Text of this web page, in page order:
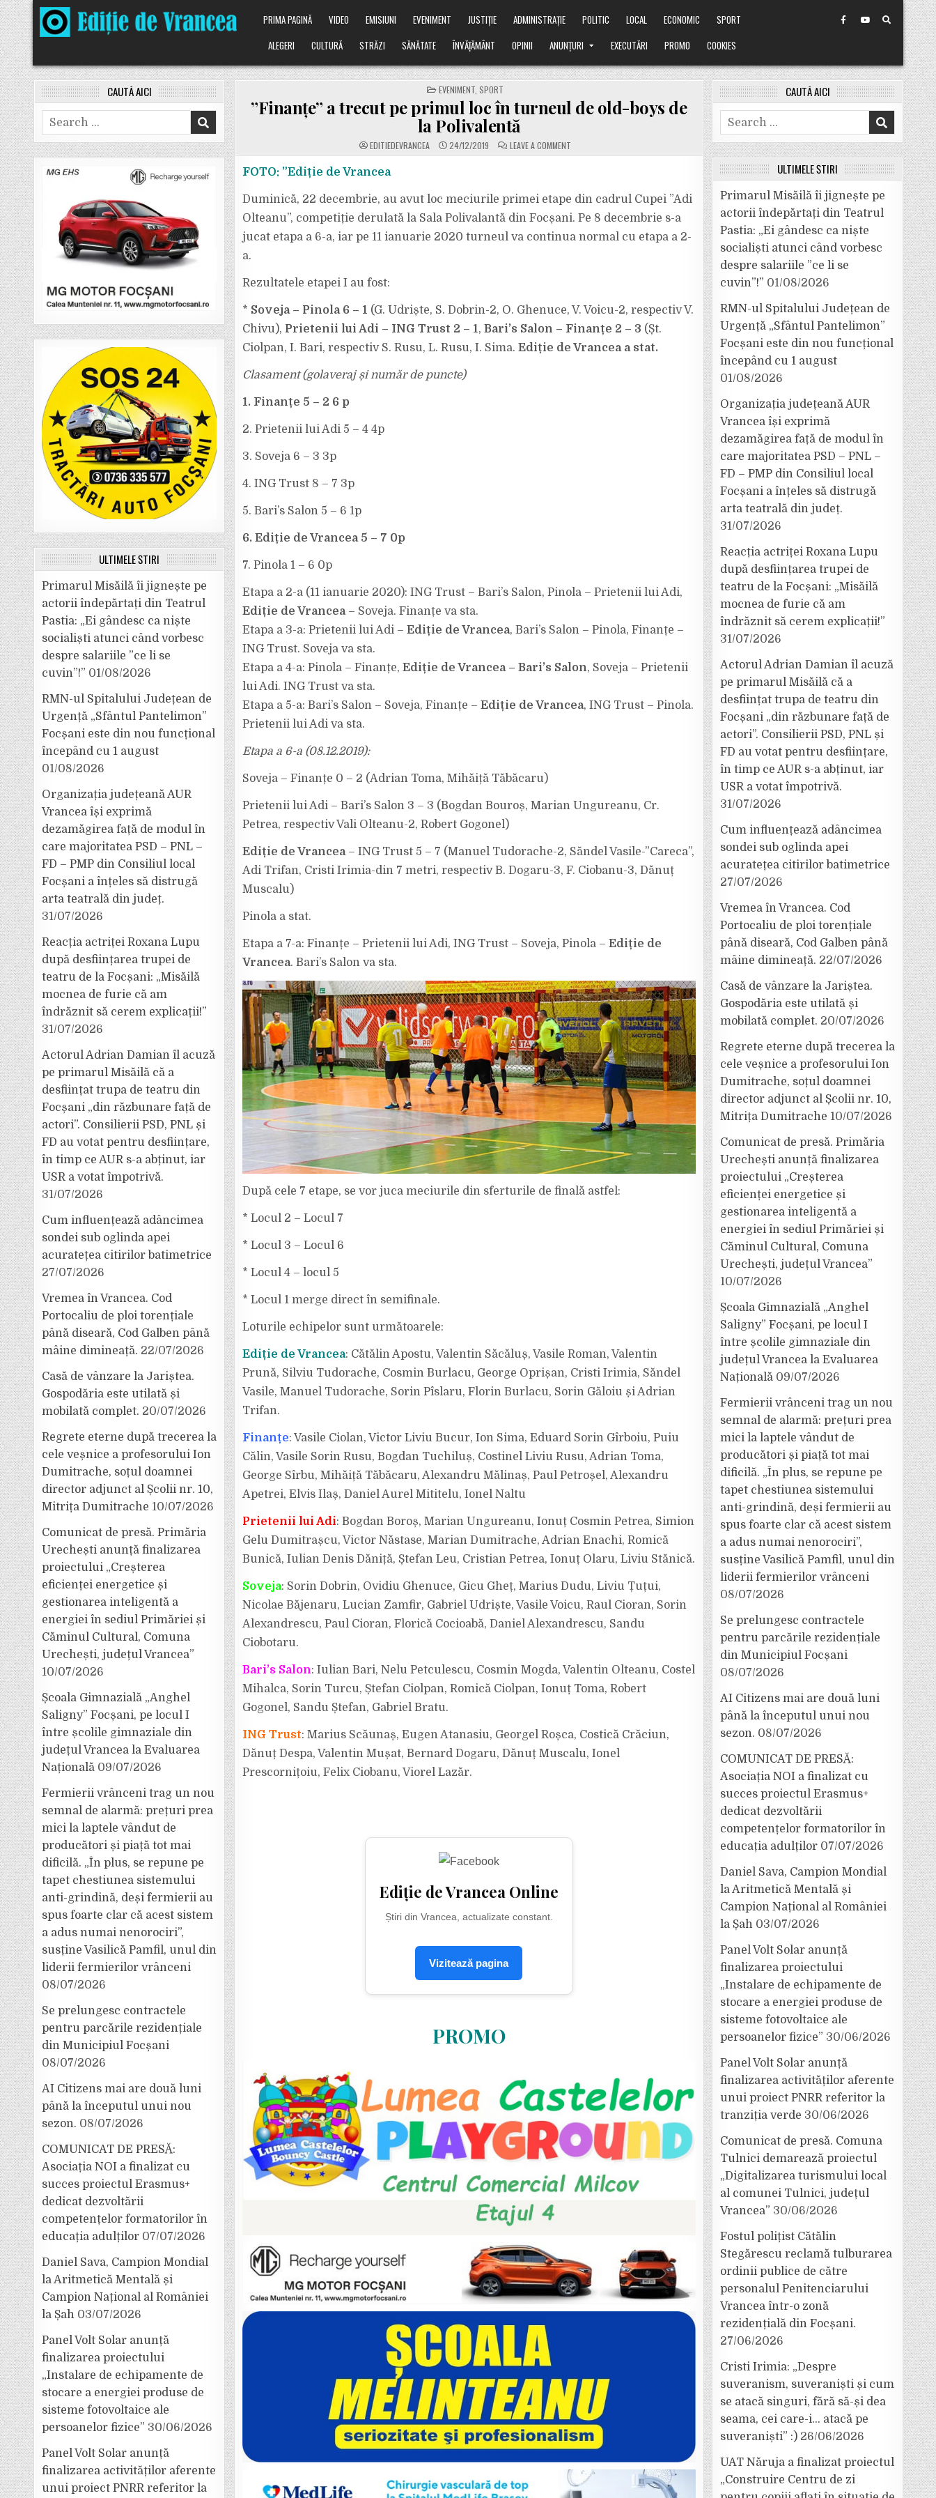
Skip
to
content
PRIMA PAGINĂ VIDEO EMISIUNI EVENIMENT JUSTIȚIE ADMINISTRAȚIE POLITIC LOCAL ECONOMIC
SPORT
ALEGERI
CULTURĂ STRĂZI SĂNĂTATE ÎNVĂȚĂMÂNT OPINII ANUNȚURI EXECUTĂRI PROMO COOKIES
POSTED
IN
EVENIMENT SPORT
”Finanțe” a trecut pe primul loc în turneul de old-boys de
la Polivalentă
EDITIEDEVRANCEA 24/12/2019 LEAVE A COMMENT
”FINANȚE”
LOC
ÎN
TURNEUL
DE
BOYS
FOTO: ”Ediție de Vrancea
Duminică, 22 decembrie, au avut loc meciurile primei etape din cadrul Cupei ”Adi
Olteanu”, competiție derulată la Sala Polivalantă din Focșani. Pe 8 decembrie s-a
jucat etapa a 6-a, iar pe 11 ianuarie 2020 turneul va continua normal cu etapa a 2-
a.
Rezultatele etapei I au fost:
* Soveja – Pinola 6 – 1 (G. Udriște, S. Dobrin-2, O. Ghenuce, V. Voicu-2, respectiv V.
Chivu), Prietenii lui Adi – ING Trust 2 – 1, Bari’s Salon – Finanțe 2 – 3 (Șt.
Ciolpan, I. Bari, respectiv S. Rusu, L. Rusu, I. Sima. Ediție de Vrancea a stat.
Clasament (golaveraj și număr de puncte)
1. Finanțe 5 – 2 6 p
2. Prietenii lui Adi 5 – 4 4p
3. Soveja 6 – 3 3p
4. ING Trust 8 – 7 3p
5. Bari’s Salon 5 – 6 1p
6. Ediție de Vrancea 5 – 7 0p
7. Pinola 1 – 6 0p
Etapa a 2-a (11 ianuarie 2020): ING Trust – Bari’s Salon, Pinola – Prietenii lui Adi,
Ediție de Vrancea– Soveja. Finanțe va sta.
Etapa a 3-a: Prietenii lui Adi – Ediție de Vrancea, Bari’s Salon – Pinola, Finanțe –
ING Trust. Soveja va sta.
Etapa a 4-a: Pinola – Finanțe, Ediție de Vrancea – Bari’s Salon, Soveja – Prietenii
lui Adi. ING Trust va sta.
Etapa a 5-a: Bari’s Salon – Soveja, Finanțe – Ediție de Vrancea, ING Trust – Pinola.
Prietenii lui Adi va sta.
Etapa a 6-a (08.12.2019):
Soveja – Finanțe 0 – 2 (Adrian Toma, Mihăiță Tăbăcaru)
Prietenii lui Adi – Bari’s Salon 3 – 3 (Bogdan Bouroș, Marian Ungureanu, Cr.
Petrea, respectiv Vali Olteanu-2, Robert Gogonel)
Ediție de Vrancea– ING Trust 5 – 7 (Manuel Tudorache-2, Săndel Vasile-”Careca”,
Adi Trifan, Cristi Irimia-din 7 metri, respectiv B. Dogaru-3, F. Ciobanu-3, Dănuț
Muscalu)
Pinola a stat.
Etapa a 7-a: Finanțe – Prietenii lui Adi, ING Trust – Soveja, Pinola – Ediție de
Vrancea. Bari’s Salon va sta.
După cele 7 etape, se vor juca meciurile din sferturile de finală astfel:
* Locul 2 – Locul 7
* Locul 3 – Locul 6
* Locul 4 – locul 5
* Locul 1 merge direct în semifinale.
Loturile echipelor sunt următoarele:
Ediție de Vrancea: Cătălin Apostu, Valentin Săcăluș, Vasile Roman, Valentin
Prună, Silviu Tudorache, Cosmin Burlacu, George Oprișan, Cristi Irimia, Săndel
Vasile, Manuel Tudorache, Sorin Pîslaru, Florin Burlacu, Sorin Găloiu și Adrian
Trifan.
Finanțe: Vasile Ciolan, Victor Liviu Bucur, Ion Sima, Eduard Sorin Gîrboiu, Puiu
Călin, Vasile Sorin Rusu, Bogdan Tuchiluș, Costinel Liviu Rusu, Adrian Toma,
George Sîrbu, Mihăiță Tăbăcaru, Alexandru Mălinaș, Paul Petroșel, Alexandru
Apetrei, Elvis Ilaș, Daniel Aurel Mititelu, Ionel Naltu
Prietenii lui Adi: Bogdan Boroș, Marian Ungureanu, Ionuț Cosmin Petrea, Simion
Gelu Dumitrașcu, Victor Năstase, Marian Dumitrache, Adrian Enachi, Romică
Bunică, Iulian Denis Dăniță, Ștefan Leu, Cristian Petrea, Ionuț Olaru, Liviu Stănică.
Soveja: Sorin Dobrin, Ovidiu Ghenuce, Gicu Gheț, Marius Dudu, Liviu Țuțui,
Nicolae Băjenaru, Lucian Zamfir, Gabriel Udriște, Vasile Voicu, Raul Cioran, Sorin
Alexandrescu, Paul Cioran, Florică Cocioabă, Daniel Alexandrescu, Sandu
Ciobotaru.
Bari’s Salon: Iulian Bari, Nelu Petculescu, Cosmin Mogda, Valentin Olteanu, Costel
Mihalca, Sorin Turcu, Ștefan Ciolpan, Romică Ciolpan, Ionuț Toma, Robert
Gogonel, Sandu Ștefan, Gabriel Bratu.
ING Trust: Marius Scăunaș, Eugen Atanasiu, Georgel Roșca, Costică Crăciun,
Dănuț Despa, Valentin Mușat, Bernard Dogaru, Dănuț Muscalu, Ionel
Prescornițoiu, Felix Ciobanu, Viorel Lazăr.
Ediție de Vrancea Online
Știri din Vrancea, actualizate constant.
Vizitează pagina
PROMO
CAUTĂ AICI
Search
for:
ULTIMELE ȘTIRI
Primarul Misăilă îi jignește pe
actorii îndepărtați din Teatrul
Pastia: „Ei gândesc ca niște
socialiști atunci când vorbesc
despre salariile ”ce li se
cuvin”!” 01/08/2026
RMN-ul Spitalului Județean de
Urgență „Sfântul Pantelimon”
Focșani este din nou funcțional
începând cu 1 august
01/08/2026
Organizația județeană AUR
Vrancea își exprimă
dezamăgirea față de modul în
care majoritatea PSD – PNL –
FD – PMP din Consiliul local
Focșani a înțeles să distrugă
arta teatrală din județ.
31/07/2026
Reacția actriței Roxana Lupu
după desființarea trupei de
teatru de la Focșani: „Misăilă
mocnea de furie că am
îndrăznit să cerem explicații!”
31/07/2026
Actorul Adrian Damian îl acuză
pe primarul Misăilă că a
desființat trupa de teatru din
Focșani „din răzbunare față de
actori”. Consilierii PSD, PNL și
FD au votat pentru desființare,
în timp ce AUR s-a abținut, iar
USR a votat împotrivă.
31/07/2026
Cum influențează adâncimea
sondei sub oglinda apei
acuratețea citirilor batimetrice
27/07/2026
Vremea în Vrancea. Cod
Portocaliu de ploi torențiale
până diseară, Cod Galben până
mâine dimineață. 22/07/2026
Casă de vânzare la Jariștea.
Gospodăria este utilată și
mobilată complet. 20/07/2026
Regrete eterne după trecerea la
cele veșnice a profesorului Ion
Dumitrache, soțul doamnei
director adjunct al Școlii nr. 10,
Mitrița Dumitrache 10/07/2026
Comunicat de presă. Primăria
Urechești anunță finalizarea
proiectului „Creșterea
eficienței energetice și
gestionarea inteligentă a
energiei în sediul Primăriei și
Căminul Cultural, Comuna
Urechești, județul Vrancea”
10/07/2026
Școala Gimnazială „Anghel
Saligny” Focșani, pe locul I
între școlile gimnaziale din
județul Vrancea la Evaluarea
Națională 09/07/2026
Fermierii vrânceni trag un nou
semnal de alarmă: prețuri prea
mici la laptele vândut de
producători și piață tot mai
dificilă. „În plus, se repune pe
tapet chestiunea sistemului
anti-grindină, deși fermierii au
spus foarte clar că acest sistem
a adus numai nenorociri”,
susține Vasilică Pamfil, unul din
liderii fermierilor vrânceni
08/07/2026
Se prelungesc contractele
pentru parcările rezidențiale
din Municipiul Focșani
08/07/2026
AI Citizens mai are două luni
până la începutul unui nou
sezon. 08/07/2026
COMUNICAT DE PRESĂ:
Asociația NOI a finalizat cu
succes proiectul Erasmus+
dedicat dezvoltării
competențelor formatorilor în
educația adulților 07/07/2026
Daniel Sava, Campion Mondial
la Aritmetică Mentală și
Campion Național al României
la Șah 03/07/2026
Panel Volt Solar anunță
finalizarea proiectului
„Instalare de echipamente de
stocare a energiei produse de
sisteme fotovoltaice ale
persoanelor fizice” 30/06/2026
Panel Volt Solar anunță
finalizarea activităților aferente
unui proiect PNRR referitor la
CAUTĂ AICI
Search
for:
ULTIMELE ȘTIRI
Primarul Misăilă îi jignește pe
actorii îndepărtați din Teatrul
Pastia: „Ei gândesc ca niște
socialiști atunci când vorbesc
despre salariile ”ce li se
cuvin”!” 01/08/2026
RMN-ul Spitalului Județean de
Urgență „Sfântul Pantelimon”
Focșani este din nou funcțional
începând cu 1 august
01/08/2026
Organizația județeană AUR
Vrancea își exprimă
dezamăgirea față de modul în
care majoritatea PSD – PNL –
FD – PMP din Consiliul local
Focșani a înțeles să distrugă
arta teatrală din județ.
31/07/2026
Reacția actriței Roxana Lupu
după desființarea trupei de
teatru de la Focșani: „Misăilă
mocnea de furie că am
îndrăznit să cerem explicații!”
31/07/2026
Actorul Adrian Damian îl acuză
pe primarul Misăilă că a
desființat trupa de teatru din
Focșani „din răzbunare față de
actori”. Consilierii PSD, PNL și
FD au votat pentru desființare,
în timp ce AUR s-a abținut, iar
USR a votat împotrivă.
31/07/2026
Cum influențează adâncimea
sondei sub oglinda apei
acuratețea citirilor batimetrice
27/07/2026
Vremea în Vrancea. Cod
Portocaliu de ploi torențiale
până diseară, Cod Galben până
mâine dimineață. 22/07/2026
Casă de vânzare la Jariștea.
Gospodăria este utilată și
mobilată complet. 20/07/2026
Regrete eterne după trecerea la
cele veșnice a profesorului Ion
Dumitrache, soțul doamnei
director adjunct al Școlii nr. 10,
Mitrița Dumitrache 10/07/2026
Comunicat de presă. Primăria
Urechești anunță finalizarea
proiectului „Creșterea
eficienței energetice și
gestionarea inteligentă a
energiei în sediul Primăriei și
Căminul Cultural, Comuna
Urechești, județul Vrancea”
10/07/2026
Școala Gimnazială „Anghel
Saligny” Focșani, pe locul I
între școlile gimnaziale din
județul Vrancea la Evaluarea
Națională 09/07/2026
Fermierii vrânceni trag un nou
semnal de alarmă: prețuri prea
mici la laptele vândut de
producători și piață tot mai
dificilă. „În plus, se repune pe
tapet chestiunea sistemului
anti-grindină, deși fermierii au
spus foarte clar că acest sistem
a adus numai nenorociri”,
susține Vasilică Pamfil, unul din
liderii fermierilor vrânceni
08/07/2026
Se prelungesc contractele
pentru parcările rezidențiale
din Municipiul Focșani
08/07/2026
AI Citizens mai are două luni
până la începutul unui nou
sezon. 08/07/2026
COMUNICAT DE PRESĂ:
Asociația NOI a finalizat cu
succes proiectul Erasmus+
dedicat dezvoltării
competențelor formatorilor în
educația adulților 07/07/2026
Daniel Sava, Campion Mondial
la Aritmetică Mentală și
Campion Național al României
la Șah 03/07/2026
Panel Volt Solar anunță
finalizarea proiectului
„Instalare de echipamente de
stocare a energiei produse de
sisteme fotovoltaice ale
persoanelor fizice” 30/06/2026
Panel Volt Solar anunță
finalizarea activităților aferente
unui proiect PNRR referitor la
tranziția verde 30/06/2026
Comunicat de presă. Comuna
Tulnici demarează proiectul
„Digitalizarea turismului local
al comunei Tulnici, județul
Vrancea” 30/06/2026
Fostul polițist Cătălin
Stegărescu reclamă tulburarea
ordinii publice de către
personalul Penitenciarului
Vrancea într-o zonă
rezidențială din Focșani.
27/06/2026
Cristi Irimia: „Despre
suveranism, suveraniști și cum
se atacă singuri, fără să-și dea
seama, cei care-i… atacă pe
suveraniști” :) 26/06/2026
UAT Năruja a finalizat proiectul
„Construire Centru de zi